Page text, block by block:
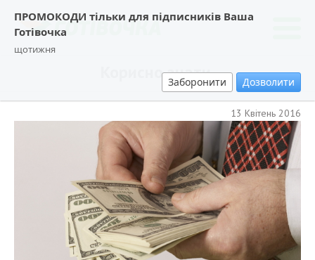
ПРОМОКОДИ тільки для підписників Ваша
Готівочка
щотижня
Заборонити Дозволити
Корисно знати.
13 Квітень 2016